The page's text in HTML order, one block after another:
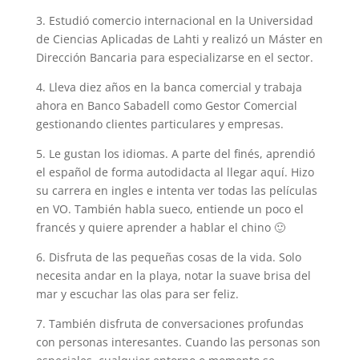
3. Estudió comercio internacional en la Universidad
de Ciencias Aplicadas de Lahti y realizó un Máster en
Dirección Bancaria para especializarse en el sector.
4. Lleva diez años en la banca comercial y trabaja
ahora en Banco Sabadell como Gestor Comercial
gestionando clientes particulares y empresas.
5. Le gustan los idiomas. A parte del finés, aprendió
el español de forma autodidacta al llegar aquí. Hizo
su carrera en ingles e intenta ver todas las películas
en VO. También habla sueco, entiende un poco el
francés y quiere aprender a hablar el chino 🙂
6. Disfruta de las pequeñas cosas de la vida. Solo
necesita andar en la playa, notar la suave brisa del
mar y escuchar las olas para ser feliz.
7. También disfruta de conversaciones profundas
con personas interesantes. Cuando las personas son